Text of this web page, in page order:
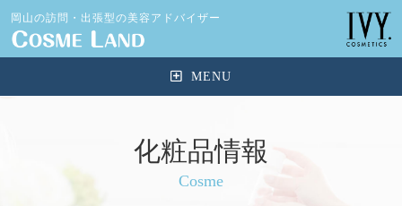
岡山の訪問・出張型の美容アドバイザー
化粧品情報
Cosme